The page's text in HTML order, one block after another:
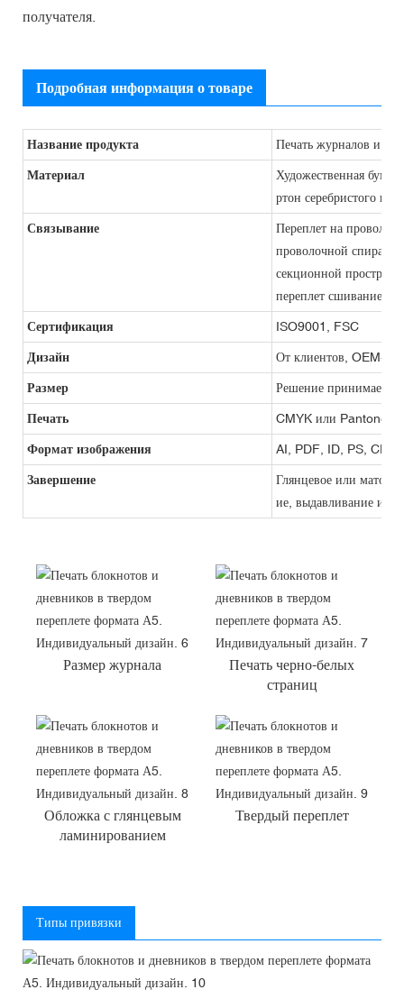
получателя.
Подробная информация о товаре
Название продукта Печать журналов и
Материал
Художественная
ртон серебристого
Связывание
Переплет на
проволочной спирали,
секционной
переплет сшиванием,
Сертификация ISO9001, FSC
Дизайн От клиентов, OEM-
Размер Решение принимается
Печать CMYK или Pantone
Формат изображения AI, PDF, ID, PS, CDR
Завершение
Глянцевое или
ие, выдавливание и
Размер журнала
Печать черно-белых
страниц
Обложка с глянцевым
ламинированием
Твердый переплет
Типы привязки